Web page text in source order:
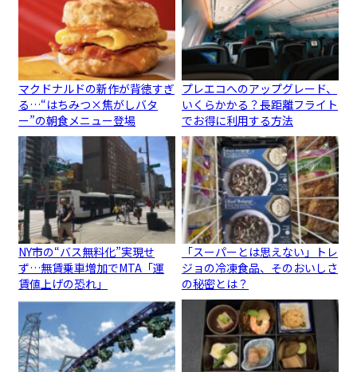
マクドナルドの新作が背徳すぎ
る…“はちみつ×焦がしバタ
ー”の朝食メニュー登場
プレエコへのアップグレード、
いくらかかる？長距離フライト
でお得に利用する方法
NY市の“バス無料化”実現せ
ず…無賃乗車増加でMTA「運
賃値上げの恐れ」
「スーパーとは思えない」トレ
ジョの冷凍食品、そのおいしさ
の秘密とは？